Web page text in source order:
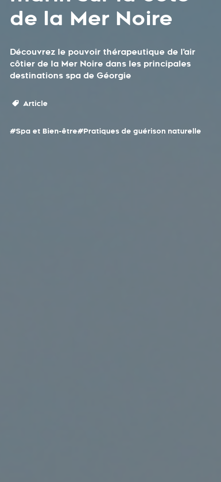
de la Mer Noire
Découvrez le pouvoir thérapeutique de l'air
côtier de la Mer Noire dans les principales
destinations spa de Géorgie
Article
#Spa et Bien-être#Pratiques de guérison naturelle